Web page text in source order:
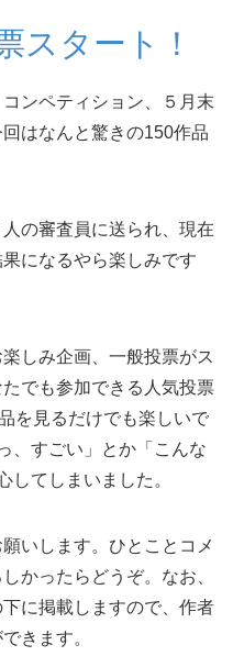
スタート！
ンペティション、５月末
はなんと驚きの150作品
の審査員に送られ、現在
になるやら楽しみです
しみ企画、一般投票がス
でも参加できる人気投票
を見るだけでも楽しいで
、すごい」とか「こんな
してしまいました。
いします。ひとことコメ
かったらどうぞ。なお、
に掲載しますので、作者
きます。